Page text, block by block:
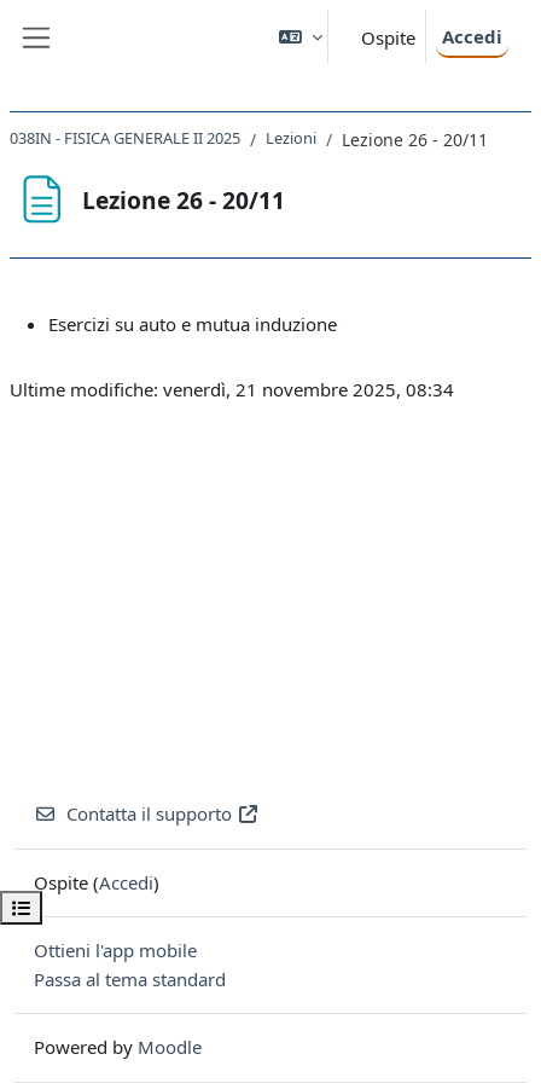
Ospite Accedi
Apri indice del corso
038IN - FISICA GENERALE II 2025 Lezioni Lezione 26 - 20/11
Lezione 26 - 20/11
Esercizi su auto e mutua induzione
Ultime modifiche: venerdì, 21 novembre 2025, 08:34
Contatta il supporto
Ospite (Accedi)
Ottieni l'app mobile
Passa al tema standard
Powered by Moodle